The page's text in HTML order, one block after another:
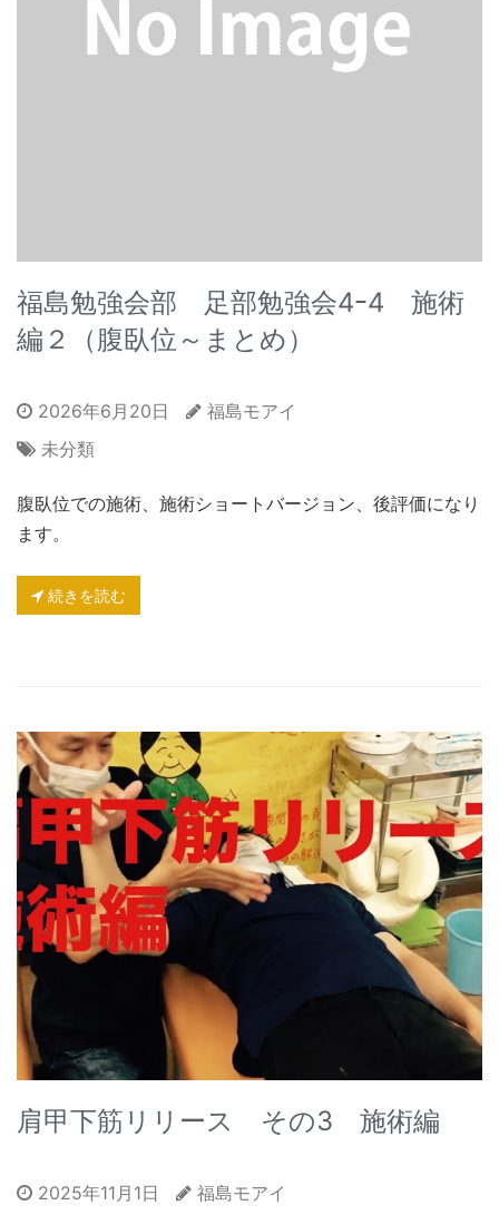
福島勉強会部 足部勉強会4ｰ4 施術
編２（腹臥位～まとめ）
2026年6月20日
福島モアイ
未分類
腹臥位での施術、施術ショートバージョン、後評価になり
ます。
続きを読む
肩甲下筋リリース その3 施術編
2025年11月1日 福島モアイ